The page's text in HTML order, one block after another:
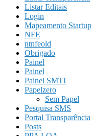
Listar Editais
Login
Mapeamento Startup
NFE
ntnfeold
Obrigado
Painel
Painel
Painel SMTI
Papelzero
Sem Papel
Pesquisa SMS
Portal Transparência
Posts